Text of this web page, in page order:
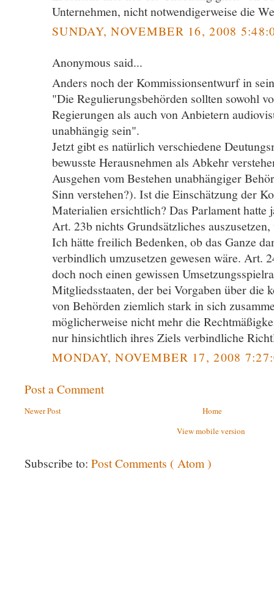
Unternehmen, nicht notwendigerweise die
SUNDAY, NOVEMBER 16, 2008
Anonymous said...
Anders noch der Kommissionsentwurf in
"Die Regulierungsbehörden sollten sowohl
Regierungen als auch von Anbietern
unabhängig sein".
Jetzt gibt es natürlich verschiedene
bewusste Herausnehmen als Abkehr
Ausgehen vom Bestehen unabhängiger
Sinn verstehen?). Ist die Einschätzung der
Materialien ersichtlich? Das Parlament hatte
Art. 23b nichts Grundsätzliches
Ich hätte freilich Bedenken, ob das Ganze
verbindlich umzusetzen gewesen wäre. Art.
doch noch einen gewissen
Mitgliedsstaaten, der bei Vorgaben über die
von Behörden ziemlich stark in sich
möglicherweise nicht mehr die
nur hinsichtlich ihres Ziels verbindliche
MONDAY, NOVEMBER 17, 2008
Post a Comment
Newer Post
Home
View mobile version
Subscribe to: Post Comments ( Atom )